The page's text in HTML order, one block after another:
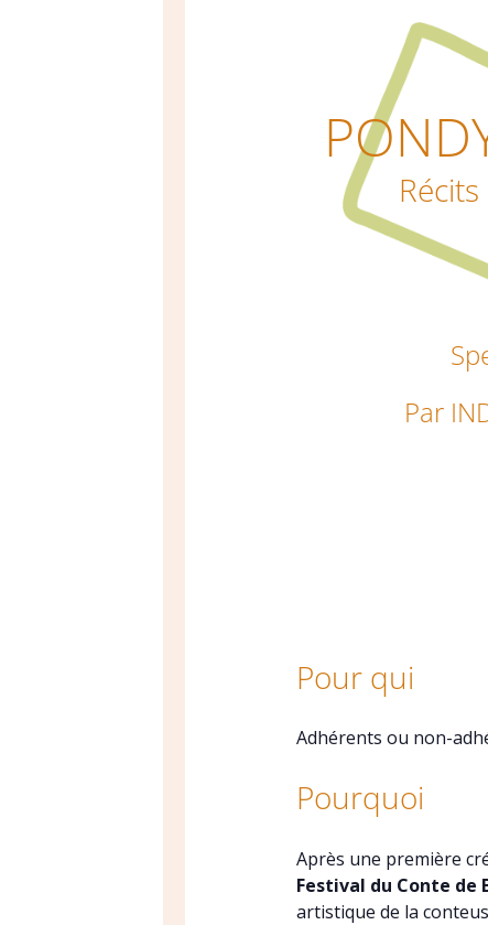
Par
Pour qui
Adhérents ou non-
Pourquoi
Après une première
Festival du Conte de
artistique de la